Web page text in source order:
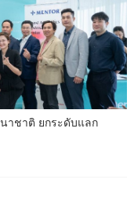
นาชาติ ยกระดับแลก